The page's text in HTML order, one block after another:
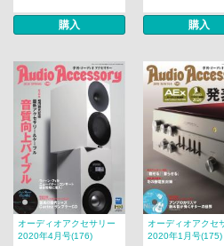
購入 購入
オーディオアクセサリー
2020年4月号(176)
オーディオアクセ
2020年1月号(175)